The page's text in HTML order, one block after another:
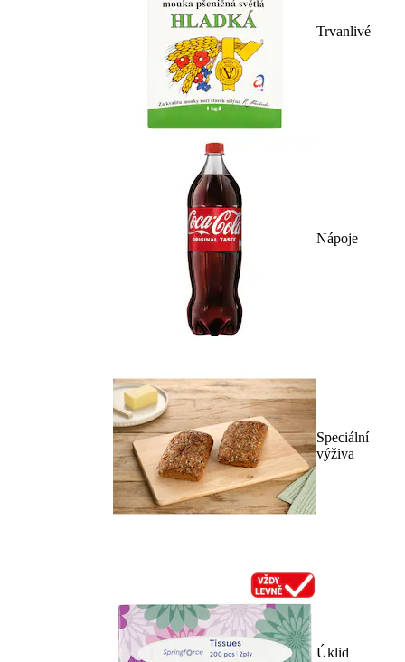
Trvanlivé
Nápoje
Speciální
výživa
Úklid